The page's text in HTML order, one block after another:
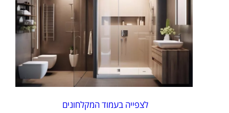
לצפייה בעמוד המקלחונים